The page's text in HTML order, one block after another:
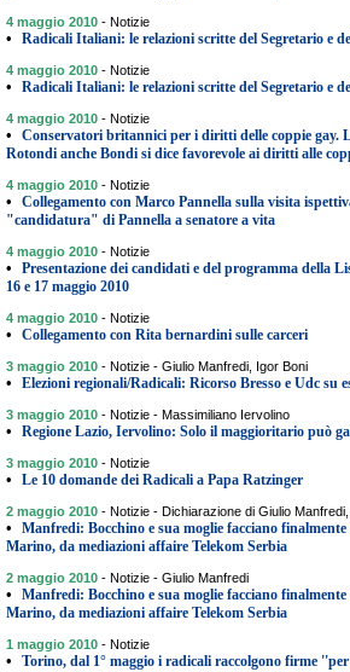
4 maggio 2010 - Notizie
• Radicali Italiani: le relazioni scritte del Segretario e
4 maggio 2010 - Notizie
• Radicali Italiani: le relazioni scritte del Segretario e
4 maggio 2010 - Notizie
•
Conservatori britannici per i diritti delle coppie gay.
Rotondi anche Bondi si dice favorevole ai diritti alle
4 maggio 2010 - Notizie
•
Collegamento con Marco Pannella sulla visita
"candidatura" di Pannella a senatore a vita
4 maggio 2010 - Notizie
•
Presentazione dei candidati e del programma della
16 e 17 maggio 2010
4 maggio 2010 - Notizie
• Collegamento con Rita bernardini sulle carceri
3 maggio 2010 - Notizie - Giulio Manfredi, Igor Boni
• Elezioni regionali/Radicali: Ricorso Bresso e Udc su
3 maggio 2010 - Notizie - Massimiliano Iervolino
• Regione Lazio, Iervolino: Solo il maggioritario può
3 maggio 2010 - Notizie
• Le 10 domande dei Radicali a Papa Ratzinger
2 maggio 2010 - Notizie - Dichiarazione di Giulio
•
Manfredi: Bocchino e sua moglie facciano
Marino, da mediazioni affaire Telekom Serbia
2 maggio 2010 - Notizie - Giulio Manfredi
•
Manfredi: Bocchino e sua moglie facciano
Marino, da mediazioni affaire Telekom Serbia
1 maggio 2010 - Notizie
• Torino, dal 1° maggio i radicali raccolgono firme